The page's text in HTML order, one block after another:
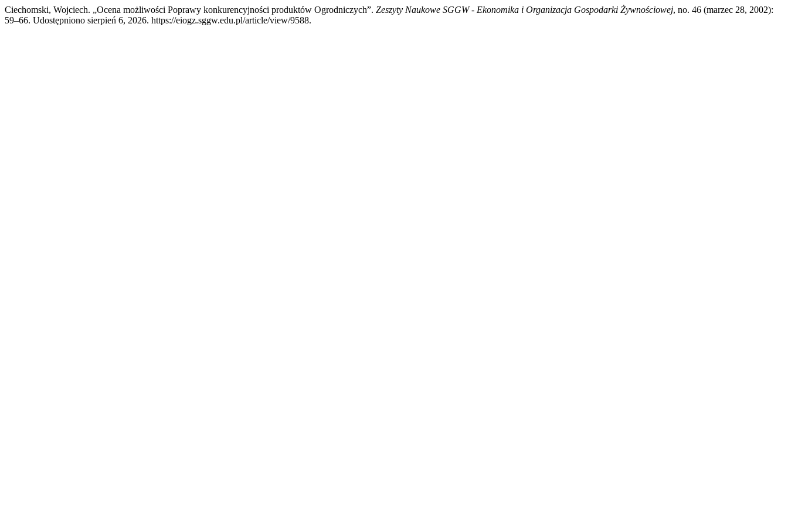
Ciechomski, Wojciech. „Ocena możliwości Poprawy konkurencyjności produktów Ogrodniczych”. Zeszyty Naukowe SGGW - Ekonomika i Organizacja Gospodarki Żywnościowej, no. 46 (marzec 28, 2002):
59–66. Udostępniono sierpień 6, 2026. https://eiogz.sggw.edu.pl/article/view/9588.